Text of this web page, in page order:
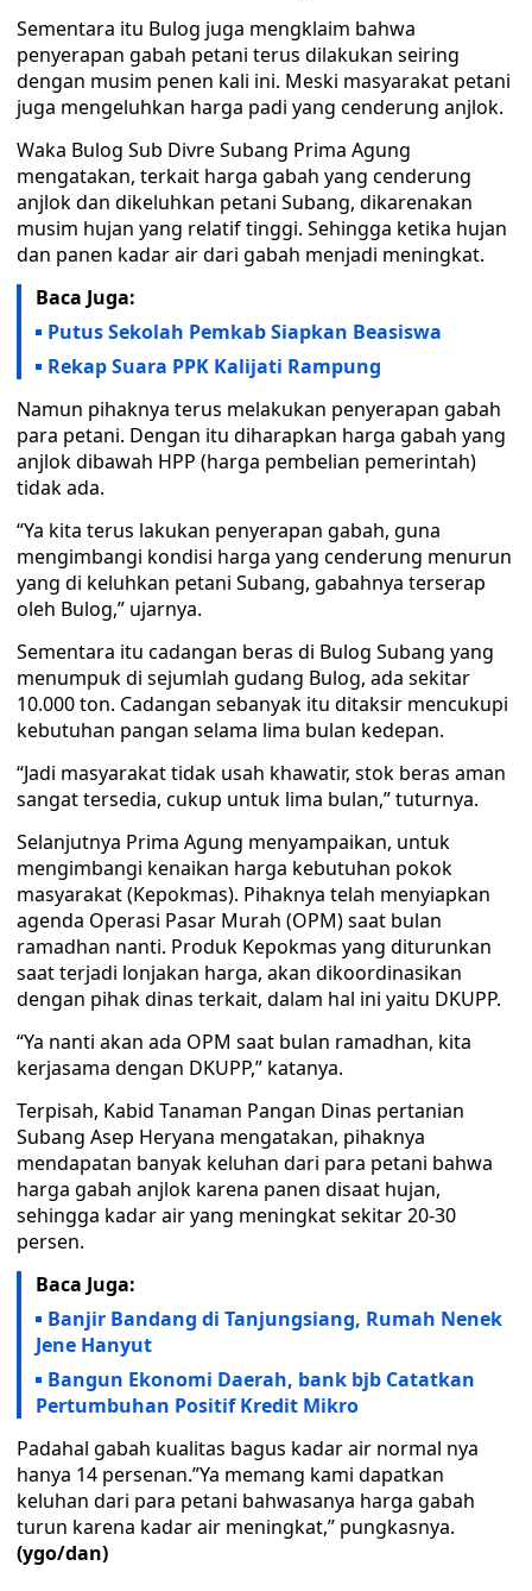
Sementara itu Bulog juga mengklaim bahwa
penyerapan gabah petani terus dilakukan seiring
dengan musim penen kali ini. Meski masyarakat petani
juga mengeluhkan harga padi yang cenderung anjlok.
Waka Bulog Sub Divre Subang Prima Agung
mengatakan, terkait harga gabah yang cenderung
anjlok dan dikeluhkan petani Subang, dikarenakan
musim hujan yang relatif tinggi. Sehingga ketika hujan
dan panen kadar air dari gabah menjadi meningkat.
Baca Juga:
Putus Sekolah Pemkab Siapkan Beasiswa
Rekap Suara PPK Kalijati Rampung
Namun pihaknya terus melakukan penyerapan gabah
para petani. Dengan itu diharapkan harga gabah yang
anjlok dibawah HPP (harga pembelian pemerintah)
tidak ada.
“Ya kita terus lakukan penyerapan gabah, guna
mengimbangi kondisi harga yang cenderung menurun
yang di keluhkan petani Subang, gabahnya terserap
oleh Bulog,” ujarnya.
Sementara itu cadangan beras di Bulog Subang yang
menumpuk di sejumlah gudang Bulog, ada sekitar
10.000 ton. Cadangan sebanyak itu ditaksir mencukupi
kebutuhan pangan selama lima bulan kedepan.
“Jadi masyarakat tidak usah khawatir, stok beras aman
sangat tersedia, cukup untuk lima bulan,” tuturnya.
Selanjutnya Prima Agung menyampaikan, untuk
mengimbangi kenaikan harga kebutuhan pokok
masyarakat (Kepokmas). Pihaknya telah menyiapkan
agenda Operasi Pasar Murah (OPM) saat bulan
ramadhan nanti. Produk Kepokmas yang diturunkan
saat terjadi lonjakan harga, akan dikoordinasikan
dengan pihak dinas terkait, dalam hal ini yaitu DKUPP.
“Ya nanti akan ada OPM saat bulan ramadhan, kita
kerjasama dengan DKUPP,” katanya.
Terpisah, Kabid Tanaman Pangan Dinas pertanian
Subang Asep Heryana mengatakan, pihaknya
mendapatan banyak keluhan dari para petani bahwa
harga gabah anjlok karena panen disaat hujan,
sehingga kadar air yang meningkat sekitar 20-30
persen.
Baca Juga:
Banjir Bandang di Tanjungsiang, Rumah Nenek
Jene Hanyut
Bangun Ekonomi Daerah, bank bjb Catatkan
Pertumbuhan Positif Kredit Mikro
Padahal gabah kualitas bagus kadar air normal nya
hanya 14 persenan.”Ya memang kami dapatkan
keluhan dari para petani bahwasanya harga gabah
turun karena kadar air meningkat,” pungkasnya.
(ygo/dan)